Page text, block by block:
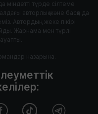
міндетті түрде сілтеме
авторлық және басқа да
Автордың жеке пікірі
Жарнама мен түрлі
назарына.